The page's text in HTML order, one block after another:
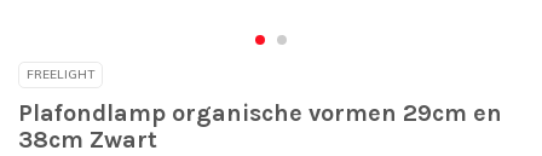
FREELIGHT
Plafondlamp organische vormen 29cm en
38cm Zwart